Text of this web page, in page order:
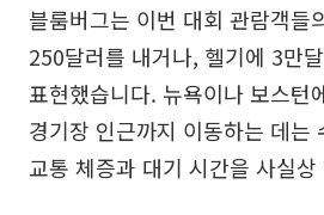
블룸버그는 이번 대회 관람객들
250달러를 내거나, 헬기에 3만
표현했습니다. 뉴욕이나 보스턴
경기장 인근까지 이동하는 데는
교통 체증과 대기 시간을 사실